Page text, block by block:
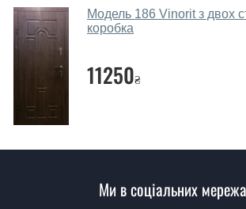
Виклик замірника-консультанта коштує
Ви робите установку
Так робимо. Монтаж вхідних дверей
згідно з чергою, у всі дні крім неділі.
Вартість встановлення дверей
Модель 186 Vinorit з двох
коробка
11250₴
Ми в соціальних